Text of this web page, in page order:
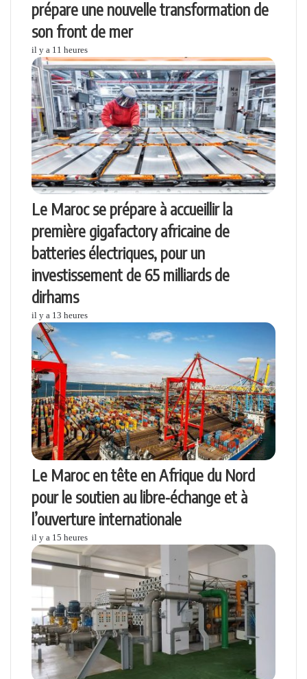
prépare une nouvelle transformation de
son front de mer
il y a 11 heures
Le Maroc se prépare à accueillir la
première gigafactory africaine de
batteries électriques, pour un
investissement de 65 milliards de
dirhams
il y a 13 heures
Le Maroc en tête en Afrique du Nord
pour le soutien au libre-échange et à
l’ouverture internationale
il y a 15 heures